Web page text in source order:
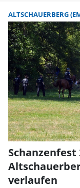
ALTSCHAUERBERG
Schanzenfest
verlaufen